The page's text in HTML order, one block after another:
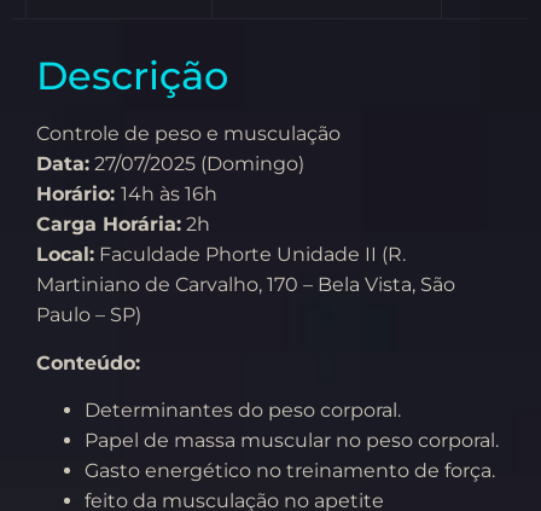
Descrição
Controle de peso e musculação
Data: 27/07/2025 (Domingo)
Horário: 14h às 16h
Carga Horária: 2h
Local: Faculdade Phorte Unidade II (R.
Martiniano de Carvalho, 170 – Bela Vista, São
Paulo – SP)
Conteúdo:
Determinantes do peso corporal.
Papel de massa muscular no peso corporal.
Gasto energético no treinamento de força.
feito da musculação no apetite